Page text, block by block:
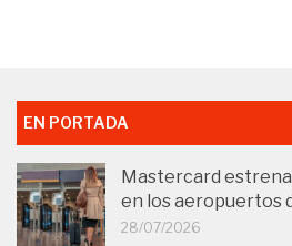
EN PORTADA
Mastercard
en los aeropuertos
28/07/2026